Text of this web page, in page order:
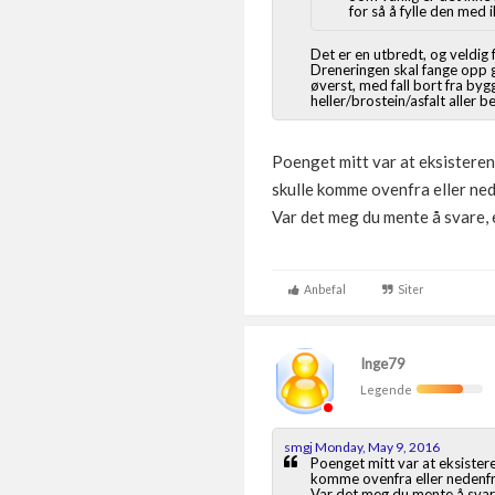
for så å fylle den med
Det er en utbredt, og veldig
Dreneringen skal fange opp
øverst, med fall bort fra
heller/brostein/asfalt aller
Poenget mitt var at
skulle komme ovenfra eller
Var det meg du mente å
Anbefal Siter
Inge79
Legende
smgj Monday, May 9, 2016
Poenget mitt var at
komme ovenfra eller